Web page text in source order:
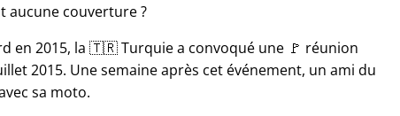
aucune couverture ?
en 2015, la 🇹🇷 Turquie a convoqué une 🚩 réunion
2015. Une semaine après cet événement, un ami du
sa moto.